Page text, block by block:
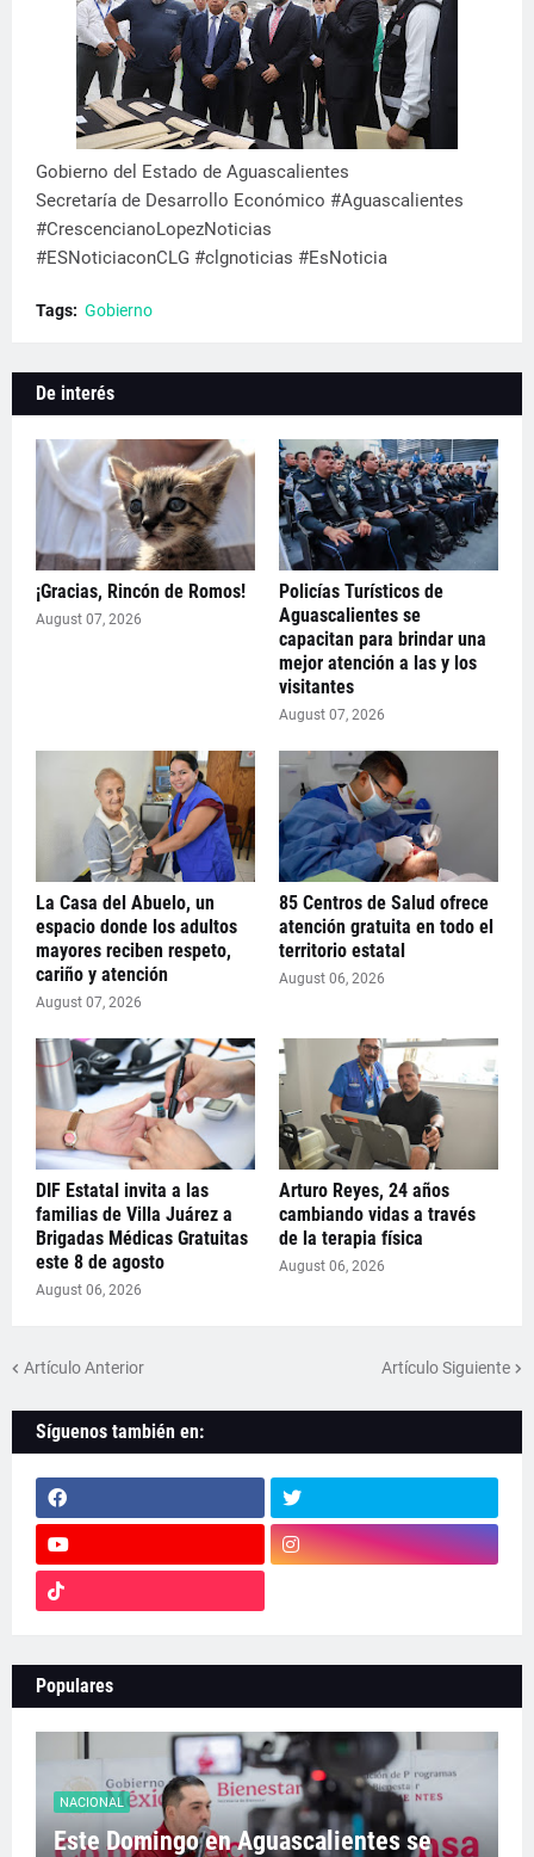
Gobierno del Estado de Aguascalientes
Secretaría de Desarrollo Económico #Aguascalientes
#CrescencianoLopezNoticias
#ESNoticiaconCLG #clgnoticias #EsNoticia
Tags: Gobierno
De interés
¡Gracias, Rincón de Romos!
August 07, 2026
Policías Turísticos de
Aguascalientes se
capacitan para brindar una
mejor atención a las y los
visitantes
August 07, 2026
La Casa del Abuelo, un
espacio donde los adultos
mayores reciben respeto,
cariño y atención
August 07, 2026
85 Centros de Salud ofrece
atención gratuita en todo el
territorio estatal
August 06, 2026
DIF Estatal invita a las
familias de Villa Juárez a
Brigadas Médicas Gratuitas
este 8 de agosto
August 06, 2026
Arturo Reyes, 24 años
cambiando vidas a través
de la terapia física
August 06, 2026
Artículo Anterior Artículo Siguiente
Síguenos también en:
Populares
NACIONAL
Este Domingo en Aguascalientes se